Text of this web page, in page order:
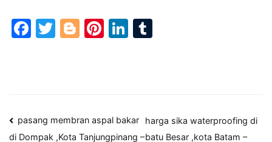
Facebook
Twitter
Blogger
Pinterest
LinkedIn
Post
pasang membran aspal bakar
di Dompak ,Kota Tanjungpinang –
harga sika waterproofing di
batu Besar ,kota Batam –